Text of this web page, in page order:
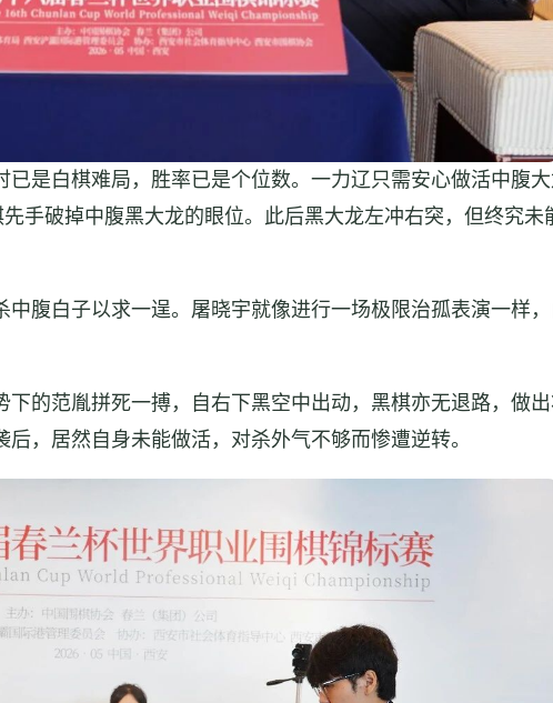
是白棋难局，胜率已是个位数。一力辽只需安心做活中腹大
手破掉中腹黑大龙的眼位。此后黑大龙左冲右突，但终究未
腹白子以求一逞。屠晓宇就像进行一场极限治孤表演一样，
的范胤拼死一搏，自右下黑空中出动，黑棋亦无退路，做
，居然自身未能做活，对杀外气不够而惨遭逆转。